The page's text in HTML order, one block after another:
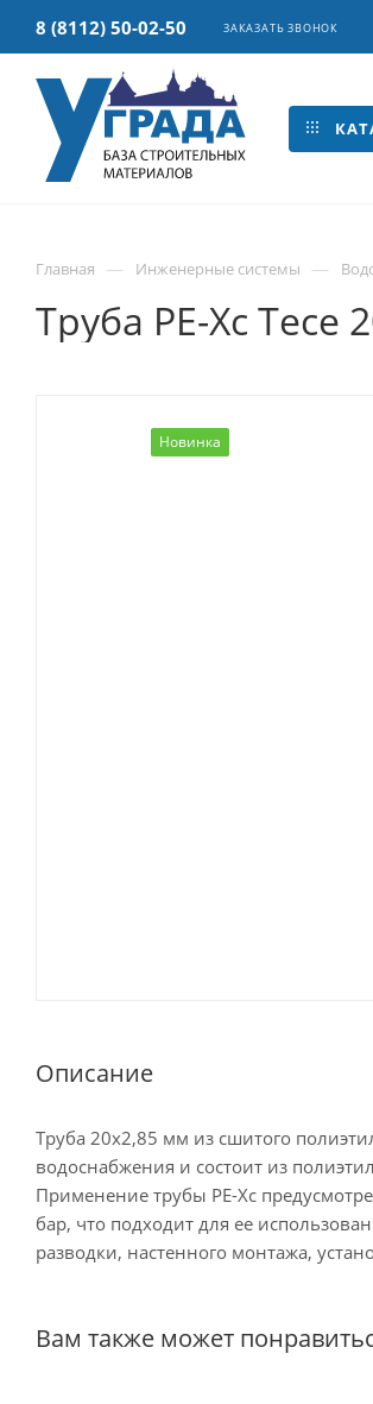
8 (8112) 50-02-50 ЗАКАЗАТЬ ЗВОНОК
Главная — Инженерные системы —
Труба PE-Xс
Новинка
Описание
Труба 20х2,85 мм из сшитого
водоснабжения и состоит из
Применение трубы PE-Xc
бар, что подходит для ее
разводки, настенного монтажа,
Вам также может